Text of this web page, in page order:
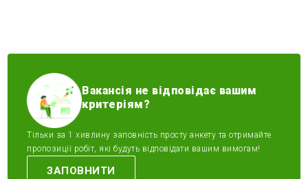
Вакансія не відповідає вашим
критеріям?
Тільки за 1 хивлину заповність просту анкету та отримайте
пропозиції робіт, які будуть відповідати вашим вимогам!
ЗАПОВНИТИ